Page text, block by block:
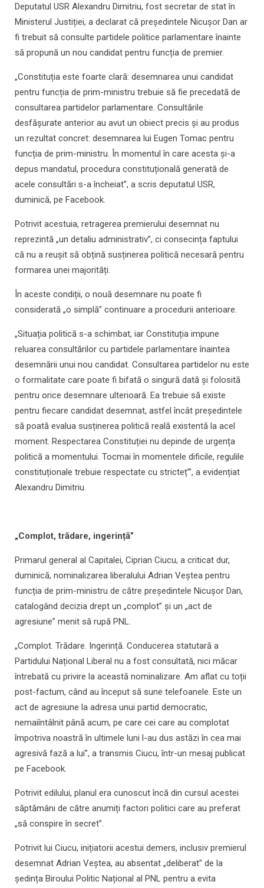
Deputatul USR Alexandru Dimitriu, fost secretar de stat în
Ministerul Justiției, a declarat că președintele Nicușor Dan ar
fi trebuit să consulte partidele politice parlamentare înainte
să propună un nou candidat pentru funcția de premier.
„Constituția este foarte clară: desemnarea unui candidat
pentru funcția de prim-ministru trebuie să fie precedată de
consultarea partidelor parlamentare. Consultările
desfășurate anterior au avut un obiect precis și au produs
un rezultat concret: desemnarea lui Eugen Tomac pentru
funcția de prim-ministru. În momentul în care acesta și-a
depus mandatul, procedura constituțională generată de
acele consultări s-a încheiat”, a scris deputatul USR,
duminică, pe Facebook.
Potrivit acestuia, retragerea premierului desemnat nu
reprezintă „un detaliu administrativ”, ci consecința faptului
că nu a reușit să obțină susținerea politică necesară pentru
formarea unei majorități.
În aceste condiții, o nouă desemnare nu poate fi
considerată „o simplă” continuare a procedurii anterioare.
„Situația politică s-a schimbat, iar Constituția impune
reluarea consultărilor cu partidele parlamentare înaintea
desemnării unui nou candidat. Consultarea partidelor nu este
o formalitate care poate fi bifată o singură dată și folosită
pentru orice desemnare ulterioară. Ea trebuie să existe
pentru fiecare candidat desemnat, astfel încât președintele
să poată evalua susținerea politică reală existentă la acel
moment. Respectarea Constituției nu depinde de urgența
politică a momentului. Tocmai în momentele dificile, regulile
constituționale trebuie respectate cu stricteț”', a evidențiat
Alexandru Dimitriu.
„Complot, trădare, ingerință”
Primarul general al Capitalei, Ciprian Ciucu, a criticat dur,
duminică, nominalizarea liberalului Adrian Veștea pentru
funcția de prim-ministru de către președintele Nicușor Dan,
catalogând decizia drept un „complot” și un „act de
agresiune” menit să rupă PNL.
„Complot. Trădare. Ingerință. Conducerea statutară a
Partidului Național Liberal nu a fost consultată, nici măcar
întrebată cu privire la această nominalizare. Am aflat cu toții
post-factum, când au început să sune telefoanele. Este un
act de agresiune la adresa unui partid democratic,
nemaiîntâlnit până acum, pe care cei care au complotat
împotriva noastră în ultimele luni l-au dus astăzi în cea mai
agresivă fază a lui”, a transmis Ciucu, într-un mesaj publicat
pe Facebook.
Potrivit edilului, planul era cunoscut încă din cursul acestei
săptămâni de către anumiți factori politici care au preferat
„să conspire în secret”.
Potrivit lui Ciucu, inițiatorii acestui demers, inclusiv premierul
desemnat Adrian Veștea, au absentat „deliberat” de la
ședința Biroului Politic Național al PNL pentru a evita